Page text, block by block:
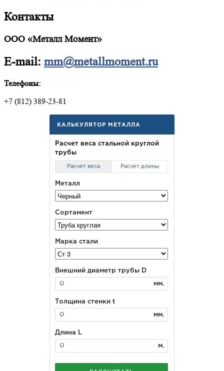
Контакты
ООО «Металл Момент»
E-mail: mm@metallmoment.ru
Телефоны:
+7 (812) 389-23-81